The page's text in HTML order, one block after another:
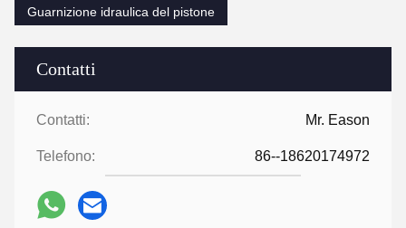
Contatti
Contatti: Mr. Eason
Telefono: 86--18620174972
Guarnizione idraulica del pistone